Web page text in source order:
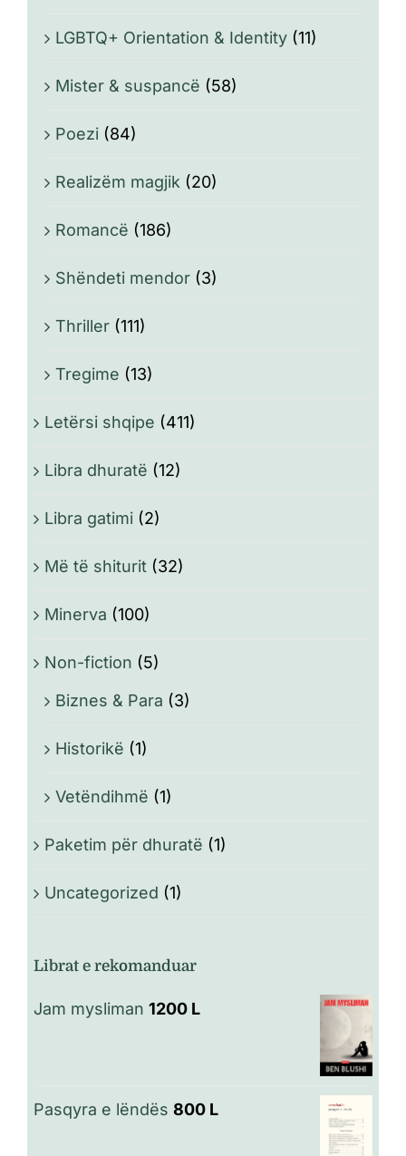
LGBTQ+ Orientation & Identity (11)
Mister & suspancë (58)
Poezi (84)
Realizëm magjik (20)
Romancë (186)
Shëndeti mendor (3)
Thriller (111)
Tregime (13)
Letërsi shqipe (411)
Libra dhuratë (12)
Libra gatimi (2)
Më të shiturit (32)
Minerva (100)
Non-fiction (5)
Biznes & Para (3)
Historikë (1)
Vetëndihmë (1)
Paketim për dhuratë (1)
Uncategorized (1)
Librat e rekomanduar
Jam mysliman 1200 L
Pasqyra e lëndës 800 L